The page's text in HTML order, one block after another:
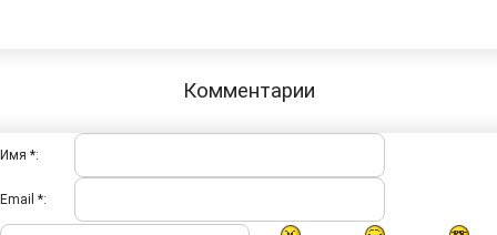
Комментарии
Имя *:
Email *: